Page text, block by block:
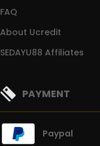
FAQ
About Ucredit
SEDAYU88 Affiliates
PAYMENT
Paypal